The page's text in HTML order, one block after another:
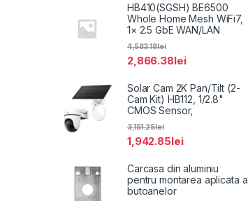
HB410(SGSH) BE6500
Whole Home Mesh WiFi7,
1× 2.5 GbE WAN/LAN
2,866.38lei
4,583.18lei
Solar Cam 2K Pan/Tilt (2-
Cam Kit) HB112, 1/2.8"
CMOS Sensor,
1,942.85lei
3,151.25lei
Carcasa din aluminiu
pentru montarea aplicata a
butoanelor